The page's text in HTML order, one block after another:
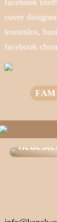
facebook
cover
kostenlos,
facebook
Stil –